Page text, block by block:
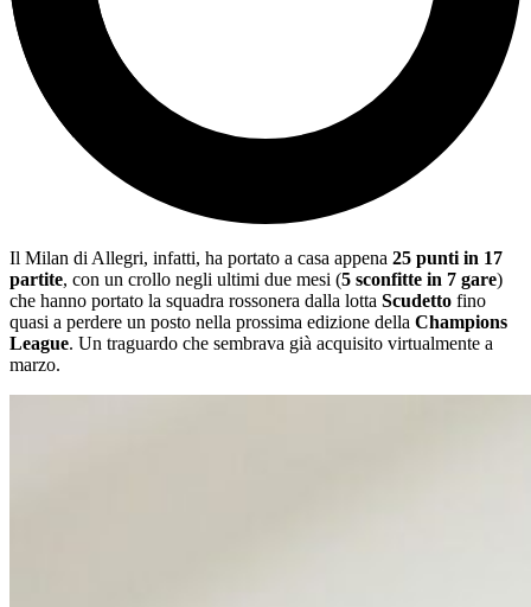
Il Milan di Allegri, infatti, ha portato a casa appena 25 punti in 17
partite, con un crollo negli ultimi due mesi (5 sconfitte in 7 gare)
che hanno portato la squadra rossonera dalla lotta Scudetto fino
quasi a perdere un posto nella prossima edizione della Champions
League. Un traguardo che sembrava già acquisito virtualmente a
marzo.